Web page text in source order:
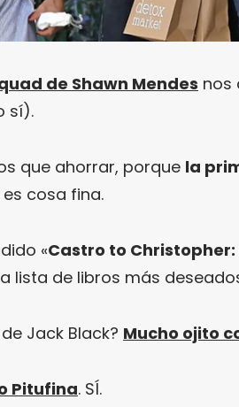
de Shawn Mendes nos
sí).
que ahorrar, porque la
es cosa fina.
«Castro to
lista de libros más
Jack Black? Mucho ojito
Pitufina. SÍ.